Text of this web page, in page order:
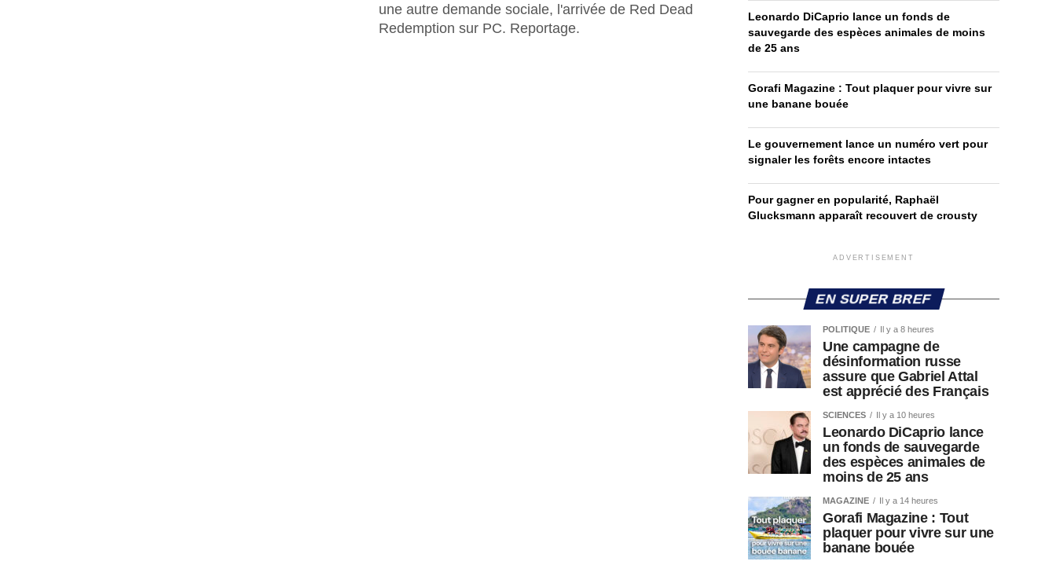
une autre demande sociale, l'arrivée de Red Dead
Redemption sur PC. Reportage.
Leonardo DiCaprio lance un fonds de
sauvegarde des espèces animales de moins
de 25 ans
Gorafi Magazine : Tout plaquer pour vivre sur
une banane bouée
Le gouvernement lance un numéro vert pour
signaler les forêts encore intactes
Pour gagner en popularité, Raphaël
Glucksmann apparaît recouvert de crousty
ADVERTISEMENT
EN SUPER BREF
POLITIQUE Il y a 8 heures
Une campagne de
désinformation russe
assure que Gabriel Attal
est apprécié des Français
SCIENCES Il y a 10 heures
Leonardo DiCaprio lance
un fonds de sauvegarde
des espèces animales de
moins de 25 ans
MAGAZINE Il y a 14 heures
Gorafi Magazine : Tout
plaquer pour vivre sur une
banane bouée